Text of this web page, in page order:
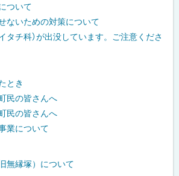
ついて
ないための対策について
タチ科）が出没しています。ご注意くださ
とき
民の皆さんへ
民の皆さんへ
業について
無縁塚）について